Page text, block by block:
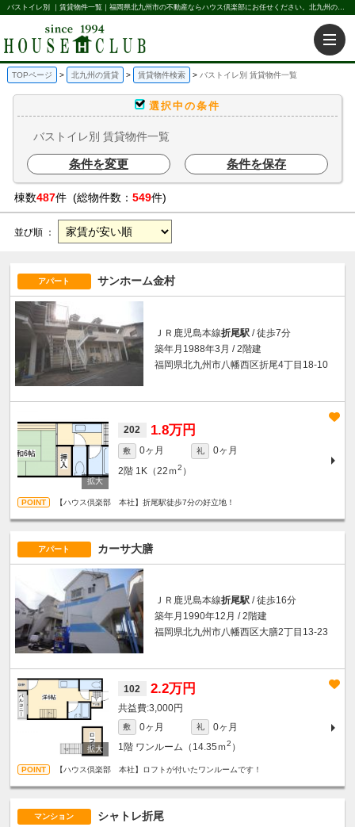
バストイレ別 ｜賃貸物件一覧｜福岡県北九州市の不動産ならハウス倶楽部にお任せください。北九州の賃貸・売買・不動産買取などを不動産に関することならなんでもお任せ。
TOPページ 北九州の賃貸 賃貸物件検索 バストイレ別 賃貸物件一覧
選択中の条件
バストイレ別 賃貸物件一覧
条件を変更 条件を保存
棟数487件 (総物件数： 549件)
並び順 ：
アパート サンホーム金村
ＪＲ鹿児島本線折尾駅 / 徒歩7分
築年月1988年3月 / 2階建
福岡県北九州市八幡西区折尾4丁目18-10
202 1.8万円
敷 0ヶ月 礼
0ヶ月
2階 1K（22ｍ2 ）
【ハウス倶楽部 本社】折尾駅徒歩7分の好立地！
アパート カーサ大膳
ＪＲ鹿児島本線折尾駅 / 徒歩16分
築年月1990年12月 / 2階建
福岡県北九州市八幡西区大膳2丁目13-23
102 2.2万円
3,000円
敷 0ヶ月 礼
0ヶ月
1階 ワンルーム（14.35ｍ2 ）
【ハウス倶楽部 本社】ロフトが付いたワンルームです！
マンション シャトレ折尾